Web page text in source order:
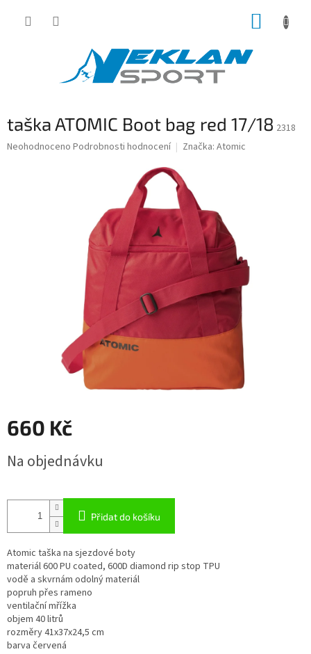
taška ATOMIC Boot bag red 17/18 2318
Průměrné
Neohodnoceno Podrobnosti hodnocení Značka: Atomic
660 Kč
cena:
Na objednávku
Přidat do košíku
Atomic taška na sjezdové boty
materiál 600 PU coated, 600D diamond rip stop TPU
vodě a skvrnám odolný materiál
popruh přes rameno
ventilační mřížka
objem 40 litrů
rozměry 41x37x24,5 cm
barva červená